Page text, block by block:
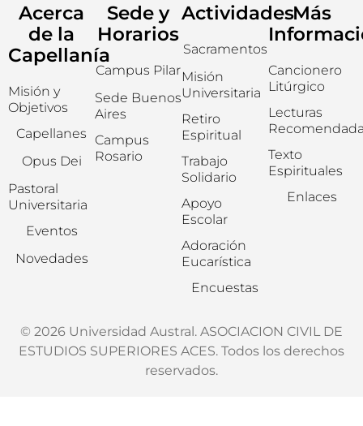
Acerca
de la
Capellanía
Misión y
Objetivos
Capellanes
Opus Dei
Pastoral
Universitaria
Eventos
Novedades
Sede y
Horarios
Campus Pilar
Sede Buenos
Aires
Campus
Rosario
Actividades
Sacramentos
Misión
Universitaria
Retiro
Espiritual
Trabajo
Solidario
Apoyo
Escolar
Adoración
Eucarística
Encuestas
Más
Cancionero
Litúrgico
Lecturas
Texto
Espirituales
Enlaces
© 2026 Universidad Austral. ASOCIACION CIVIL DE
ESTUDIOS SUPERIORES ACES. Todos los derechos
reservados.